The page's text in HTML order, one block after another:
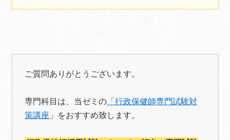
ご質問ありがとうございます。
専門科目は、当ゼミの 「行政保健師専門試験対
策講座 」をおすすめ致します。